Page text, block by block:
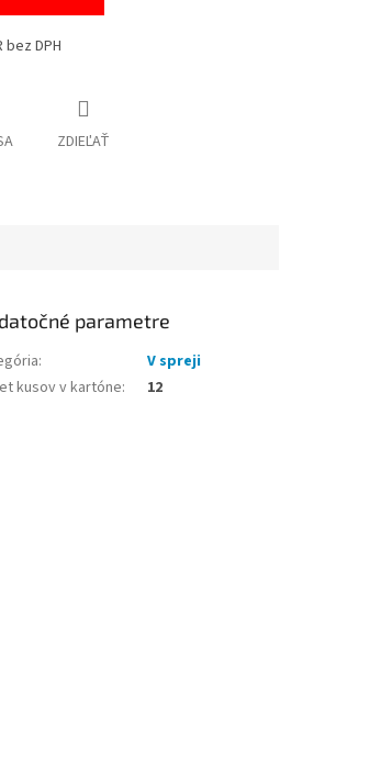
bez DPH
ZDIEĽAŤ
parametre
:
V spreji
kusov v kartóne: 12